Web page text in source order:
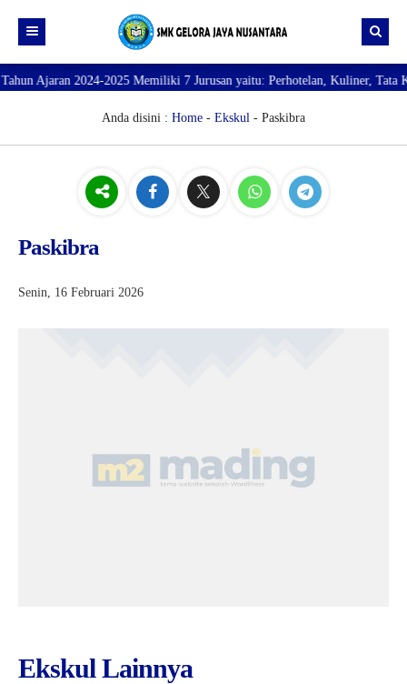
Beranda
PROFILE SEKOLAH
VISI dan MISI
SARANA PRASARANA
Direktori
DATA SISWA
2024-2025 Memiliki 7 Jurusan yaitu: Perhotelan, Kuliner, Tata
Anda disini : Home - Ekskul - Paskibra
Paskibra
Senin, 16 Februari 2026
Ekskul Lainnya